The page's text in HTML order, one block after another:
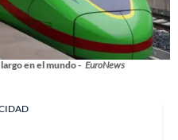
en el mundo - EuroNews